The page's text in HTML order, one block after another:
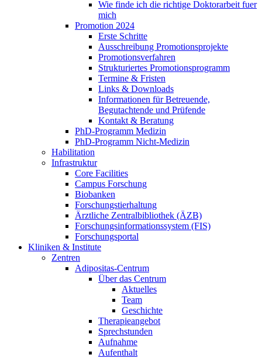
Wie finde ich die richtige Doktorarbeit fuer
mich
Promotion 2024
Erste Schritte
Ausschreibung Promotionsprojekte
Promotionsverfahren
Strukturiertes Promotionsprogramm
Termine & Fristen
Links & Downloads
Informationen für Betreuende,
Begutachtende und Prüfende
Kontakt & Beratung
PhD-Programm Medizin
PhD-Programm Nicht-Medizin
Habilitation
Infrastruktur
Core Facilities
Campus Forschung
Biobanken
Forschungstierhaltung
Ärztliche Zentralbibliothek (ÄZB)
Forschungsinformationssystem (FIS)
Forschungsportal
Kliniken & Institute
Zentren
Adipositas-Centrum
Über das Centrum
Aktuelles
Team
Geschichte
Therapieangebot
Sprechstunden
Aufnahme
Aufenthalt